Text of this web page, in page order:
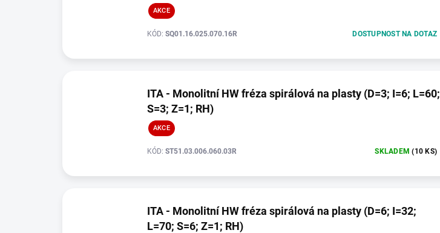
AKCE
DOSTUPNOST NA DOTAZ
KÓD: SQ01.16.025.070.16R
ITA - Monolitní HW fréza spirálová na plasty (D=3; I=6; L=60;
S=3; Z=1; RH)
AKCE
SKLADEM(10 KS)
KÓD: ST51.03.006.060.03R
ITA - Monolitní HW fréza spirálová na plasty (D=6; I=32;
L=70; S=6; Z=1; RH)